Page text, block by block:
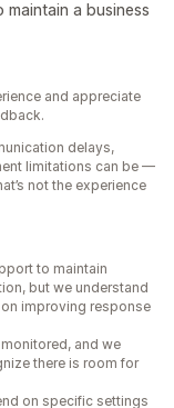
maintain a business
and appreciate
delays,
limitations can be —
not the experience
to maintain
but we understand
improving response
and we
there is room for
on specific settings